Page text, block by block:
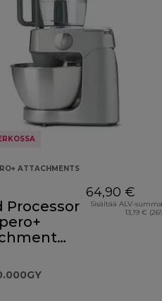
ATTACHMENTS
Processor
64,90 €
Sisältää ALV-
13,19 €